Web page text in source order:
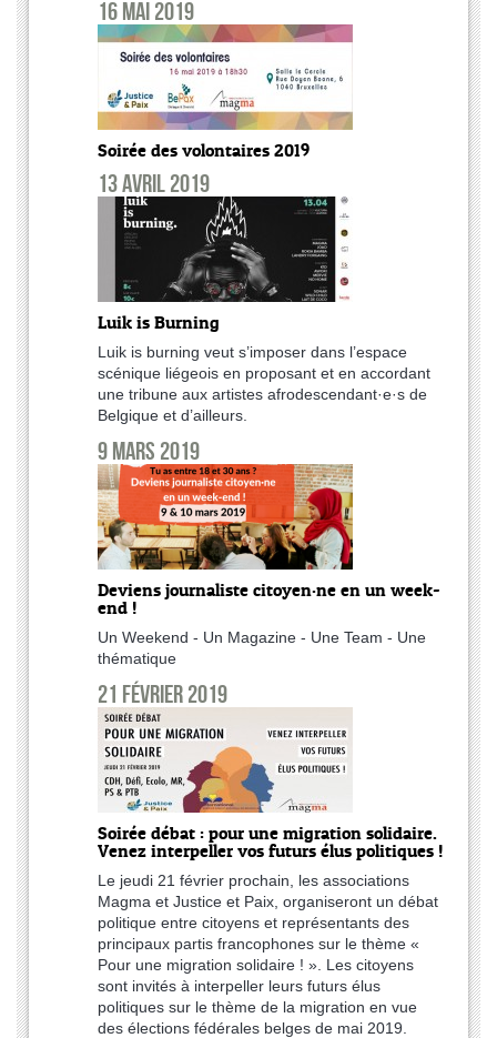
16 mai 2019
Soirée des volontaires 2019
13 avril 2019
Luik is Burning
Luik is burning veut s’imposer dans l’espace
scénique liégeois en proposant et en accordant
une tribune aux artistes afrodescendant·e·s de
Belgique et d’ailleurs.
9 mars 2019
Deviens journaliste citoyen·ne en un week-
end !
Un Weekend - Un Magazine - Une Team - Une
thématique
21 février 2019
Soirée débat : pour une migration solidaire.
Venez interpeller vos futurs élus politiques !
Le jeudi 21 février prochain, les associations
Magma et Justice et Paix, organiseront un débat
politique entre citoyens et représentants des
principaux partis francophones sur le thème «
Pour une migration solidaire ! ». Les citoyens
sont invités à interpeller leurs futurs élus
politiques sur le thème de la migration en vue
des élections fédérales belges de mai 2019.